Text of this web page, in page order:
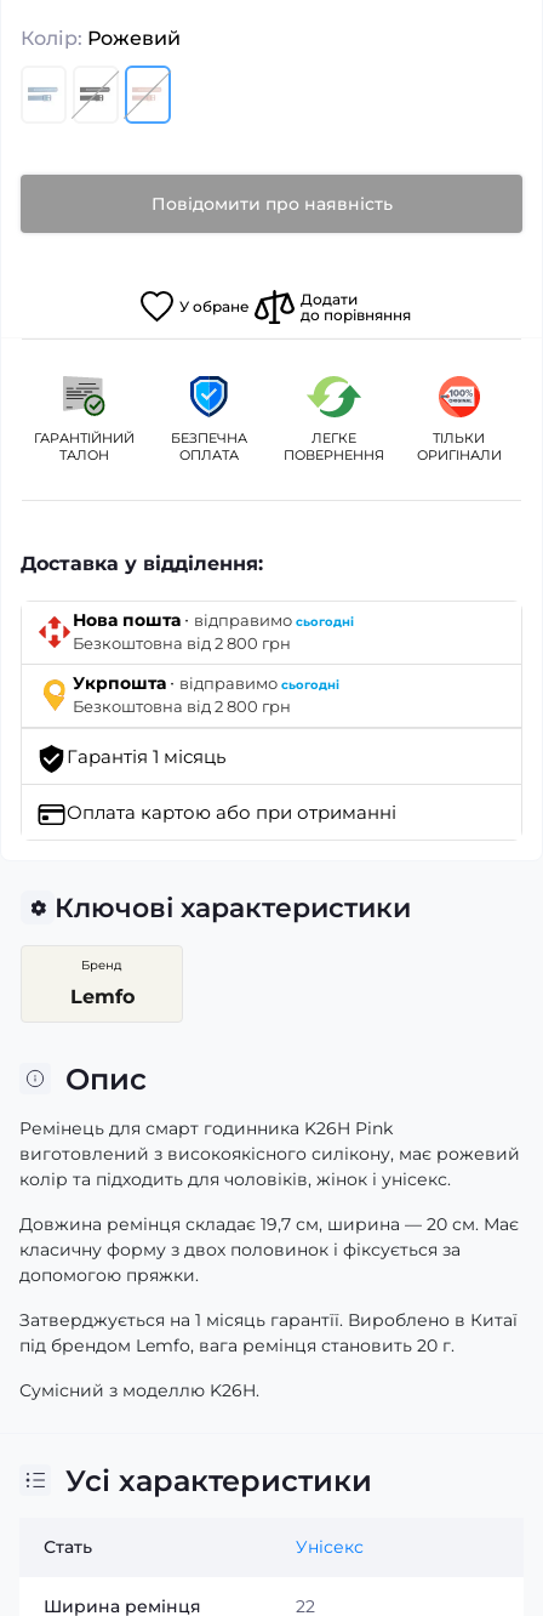
Колір: Рожевий
Повідомити про наявність
У обране
Додати
до порівняння
ГАРАНТІЙНИЙ
ТАЛОН
БЕЗПЕЧНА
ОПЛАТА
ЛЕГКЕ
ПОВЕРНЕННЯ
ТІЛЬКИ
ОРИГІНАЛИ
Доставка у відділення:
Нова пошта · відправимо сьогодні
Безкоштовна від 2 800 грн
Укрпошта · відправимо сьогодні
Безкоштовна від 2 800 грн
Гарантія 1 місяць
Оплата картою або при отриманні
Ключові характеристики
Бренд
Lemfo
Опис
Ремінець для смарт годинника K26H Pink
виготовлений з високоякісного силікону, має рожевий
колір та підходить для чоловіків, жінок і унісекс.
Довжина ремінця складає 19,7 см, ширина — 20 см. Має
класичну форму з двох половинок і фіксується за
допомогою пряжки.
Затверджується на 1 місяць гарантїї. Вироблено в Китаї
під брендом Lemfo, вага ремінця становить 20 г.
Сумісний з моделлю K26H.
Усі характеристики
Стать Унісекс
Ширина ремінця 22